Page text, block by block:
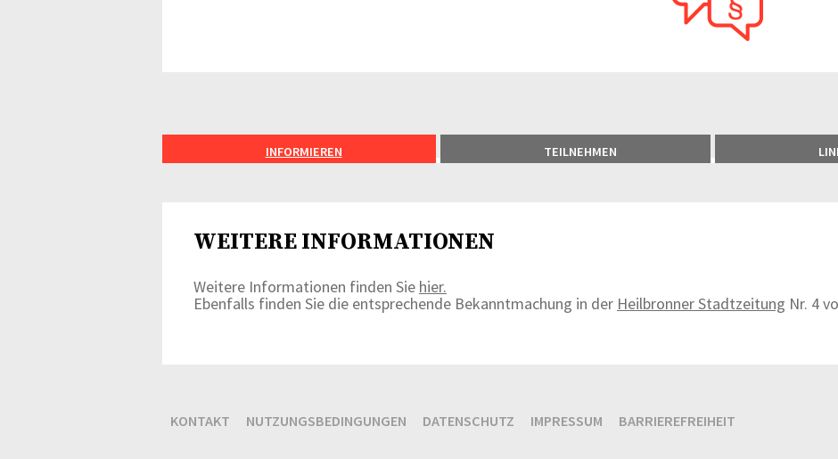
INFORMIEREN TEILNEHMEN
WEITERE INFORMATIONEN
Weitere Informationen finden Sie hier.
Ebenfalls finden Sie die entsprechende Bekanntmachung in der Heilbronner Stadtzeitung Nr. 4
KONTAKT NUTZUNGSBEDINGUNGEN DATENSCHUTZ IMPRESSUM BARRIEREFREIHEIT